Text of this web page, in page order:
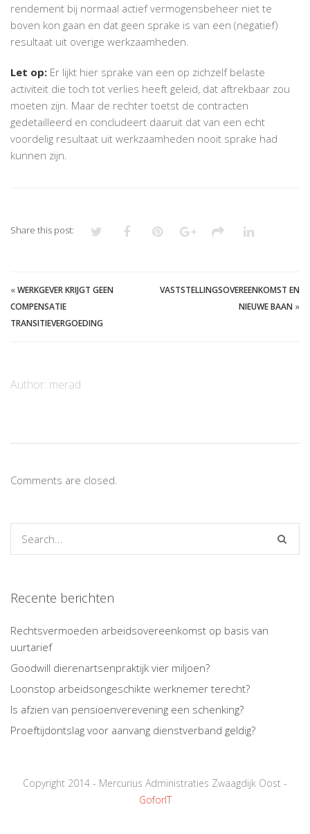
rendement bij normaal actief vermogensbeheer niet te
boven kon gaan en dat geen sprake is van een (negatief)
resultaat uit overige werkzaamheden.
Let op: Er lijkt hier sprake van een op zichzelf belaste
activiteit die toch tot verlies heeft geleid, dat aftrekbaar zou
moeten zijn. Maar de rechter toetst de contracten
gedetailleerd en concludeert daaruit dat van een echt
voordelig resultaat uit werkzaamheden nooit sprake had
kunnen zijn.
Share this post:
«WERKGEVER KRIJGT GEEN
COMPENSATIE
TRANSITIEVERGOEDING
VASTSTELLINGSOVEREENKOMST EN
NIEUWE BAAN »
Author: merad
Comments are closed.
Recente berichten
Rechtsvermoeden arbeidsovereenkomst op basis van
uurtarief
Goodwill dierenartsenpraktijk vier miljoen?
Loonstop arbeidsongeschikte werknemer terecht?
Is afzien van pensioenverevening een schenking?
Proeftijdontslag voor aanvang dienstverband geldig?
Copyright 2014 - Mercurius Administraties Zwaagdijk Oost -
GoforIT